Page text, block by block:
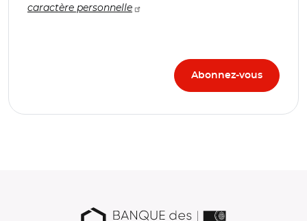
caractère personnelle